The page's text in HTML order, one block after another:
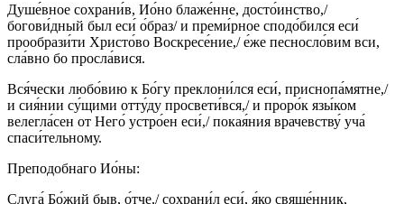
Душе́вное сохрани́в, Ио́но блаже́нне, досто́инство,/
богови́дный был еси́ о́браз/ и преми́рное сподо́бился еси́
прообрази́ти Христо́во Воскресе́ние,/ е́же песносло́вим вси,
сла́вно бо просла́вися.
Вся́чески любо́вию к Бо́гу преклони́лся еси́, приснопа́мятне,/
и сия́нии су́щими отту́ду просвети́вся,/ и проро́к язы́ком
велегла́сен от Него́ устро́ен еси́,/ покая́ния врачевству́ уча́
спаси́тельному.
Преподобнаго Ио́ны:
Слуга́ Бо́жий быв, о́тче,/ сохрани́л еси́, я́ко свяще́нник,